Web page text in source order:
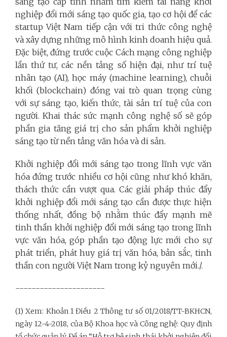
nghiệp đổi mới sáng tạo quốc gia, tạo cơ hội để các
startup Việt Nam tiếp cận với tri thức công nghệ
và xây dựng những mô hình kinh doanh hiệu quả.
Đặc biệt, đứng trước cuộc Cách mạng công nghiệp
lần thứ tư, các nền tảng số hiện đại, như trí tuệ
nhân tạo (AI), học máy (machine learning), chuỗi
khối (blockchain) đóng vai trò quan trọng cùng
với sự sáng tạo, kiến thức, tài sản trí tuệ của con
người. Khai thác sức mạnh công nghệ số sẽ góp
phần gia tăng giá trị cho sản phẩm khởi nghiệp
sáng tạo từ nền tảng văn hóa và di sản.
Khởi nghiệp đổi mới sáng tạo trong lĩnh vực văn
hóa đứng trước nhiều cơ hội cũng như khó khăn,
thách thức cần vượt qua. Các giải pháp thúc đẩy
khởi nghiệp đổi mới sáng tạo cần được thực hiện
thống nhất, đồng bộ nhằm thúc đẩy mạnh mẽ
tinh thần khởi nghiệp đổi mới sáng tạo trong lĩnh
vực văn hóa, góp phần tạo động lực mới cho sự
phát triển, phát huy giá trị văn hóa, bản sắc, tinh
thần con người Việt Nam trong kỷ nguyên mới./.
----------------------
(1) Xem: Khoản 1 Điều 2 Thông tư số 01/2018/TT-BKHCN,
ngày 12-4-2018, của Bộ Khoa học và Công nghệ: Quy định